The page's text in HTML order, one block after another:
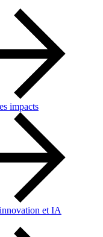
impacts
et IA